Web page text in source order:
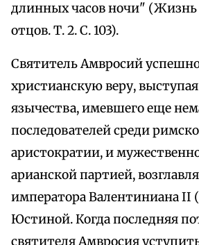
длинных часов ночи"
отцов. Т. 2. С. 103).
Святитель Амвросий
христианскую веру,
язычества, имевшего еще
последователей среди
аристократии, и
арианской партией,
императора Валентиниана II
Юстиной. Когда последняя
святителя Амвросия